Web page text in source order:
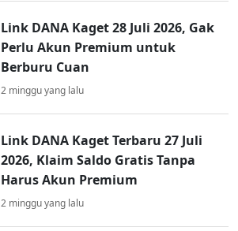
Link DANA Kaget 28 Juli 2026, Gak
Perlu Akun Premium untuk
Berburu Cuan
2 minggu yang lalu
Link DANA Kaget Terbaru 27 Juli
2026, Klaim Saldo Gratis Tanpa
Harus Akun Premium
2 minggu yang lalu